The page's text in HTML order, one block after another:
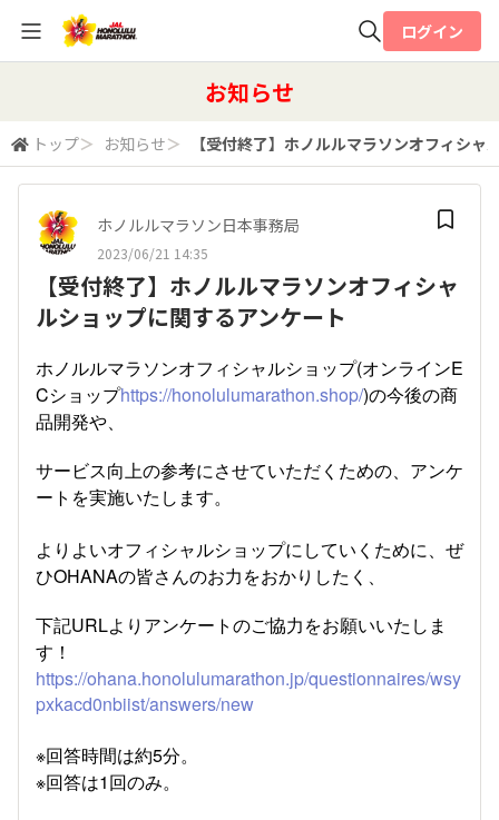
検索
ログイン
お知らせ
トップ＞ お知らせ＞ 【受付終了】ホノルルマラソンオフィシ
ホノルルマラソン日本事務局
2023/06/21 14:35
【受付終了】ホノルルマラソンオフィシャ
ルショップに関するアンケート
ホノルルマラソンオフィシャルショップ(オンラインE
Cショップhttps://honolulumarathon.shop/)の今後の商
品開発や、
サービス向上の参考にさせていただくための、アンケ
ートを実施いたします。
よりよいオフィシャルショップにしていくために、ぜ
ひOHANAの皆さんのお力をおかりしたく、
下記URLよりアンケートのご協力をお願いいたしま
す！
https://ohana.honolulumarathon.jp/questionnaires/wsy
pxkacd0nbiist/answers/new
※回答時間は約5分。
※回答は1回のみ。